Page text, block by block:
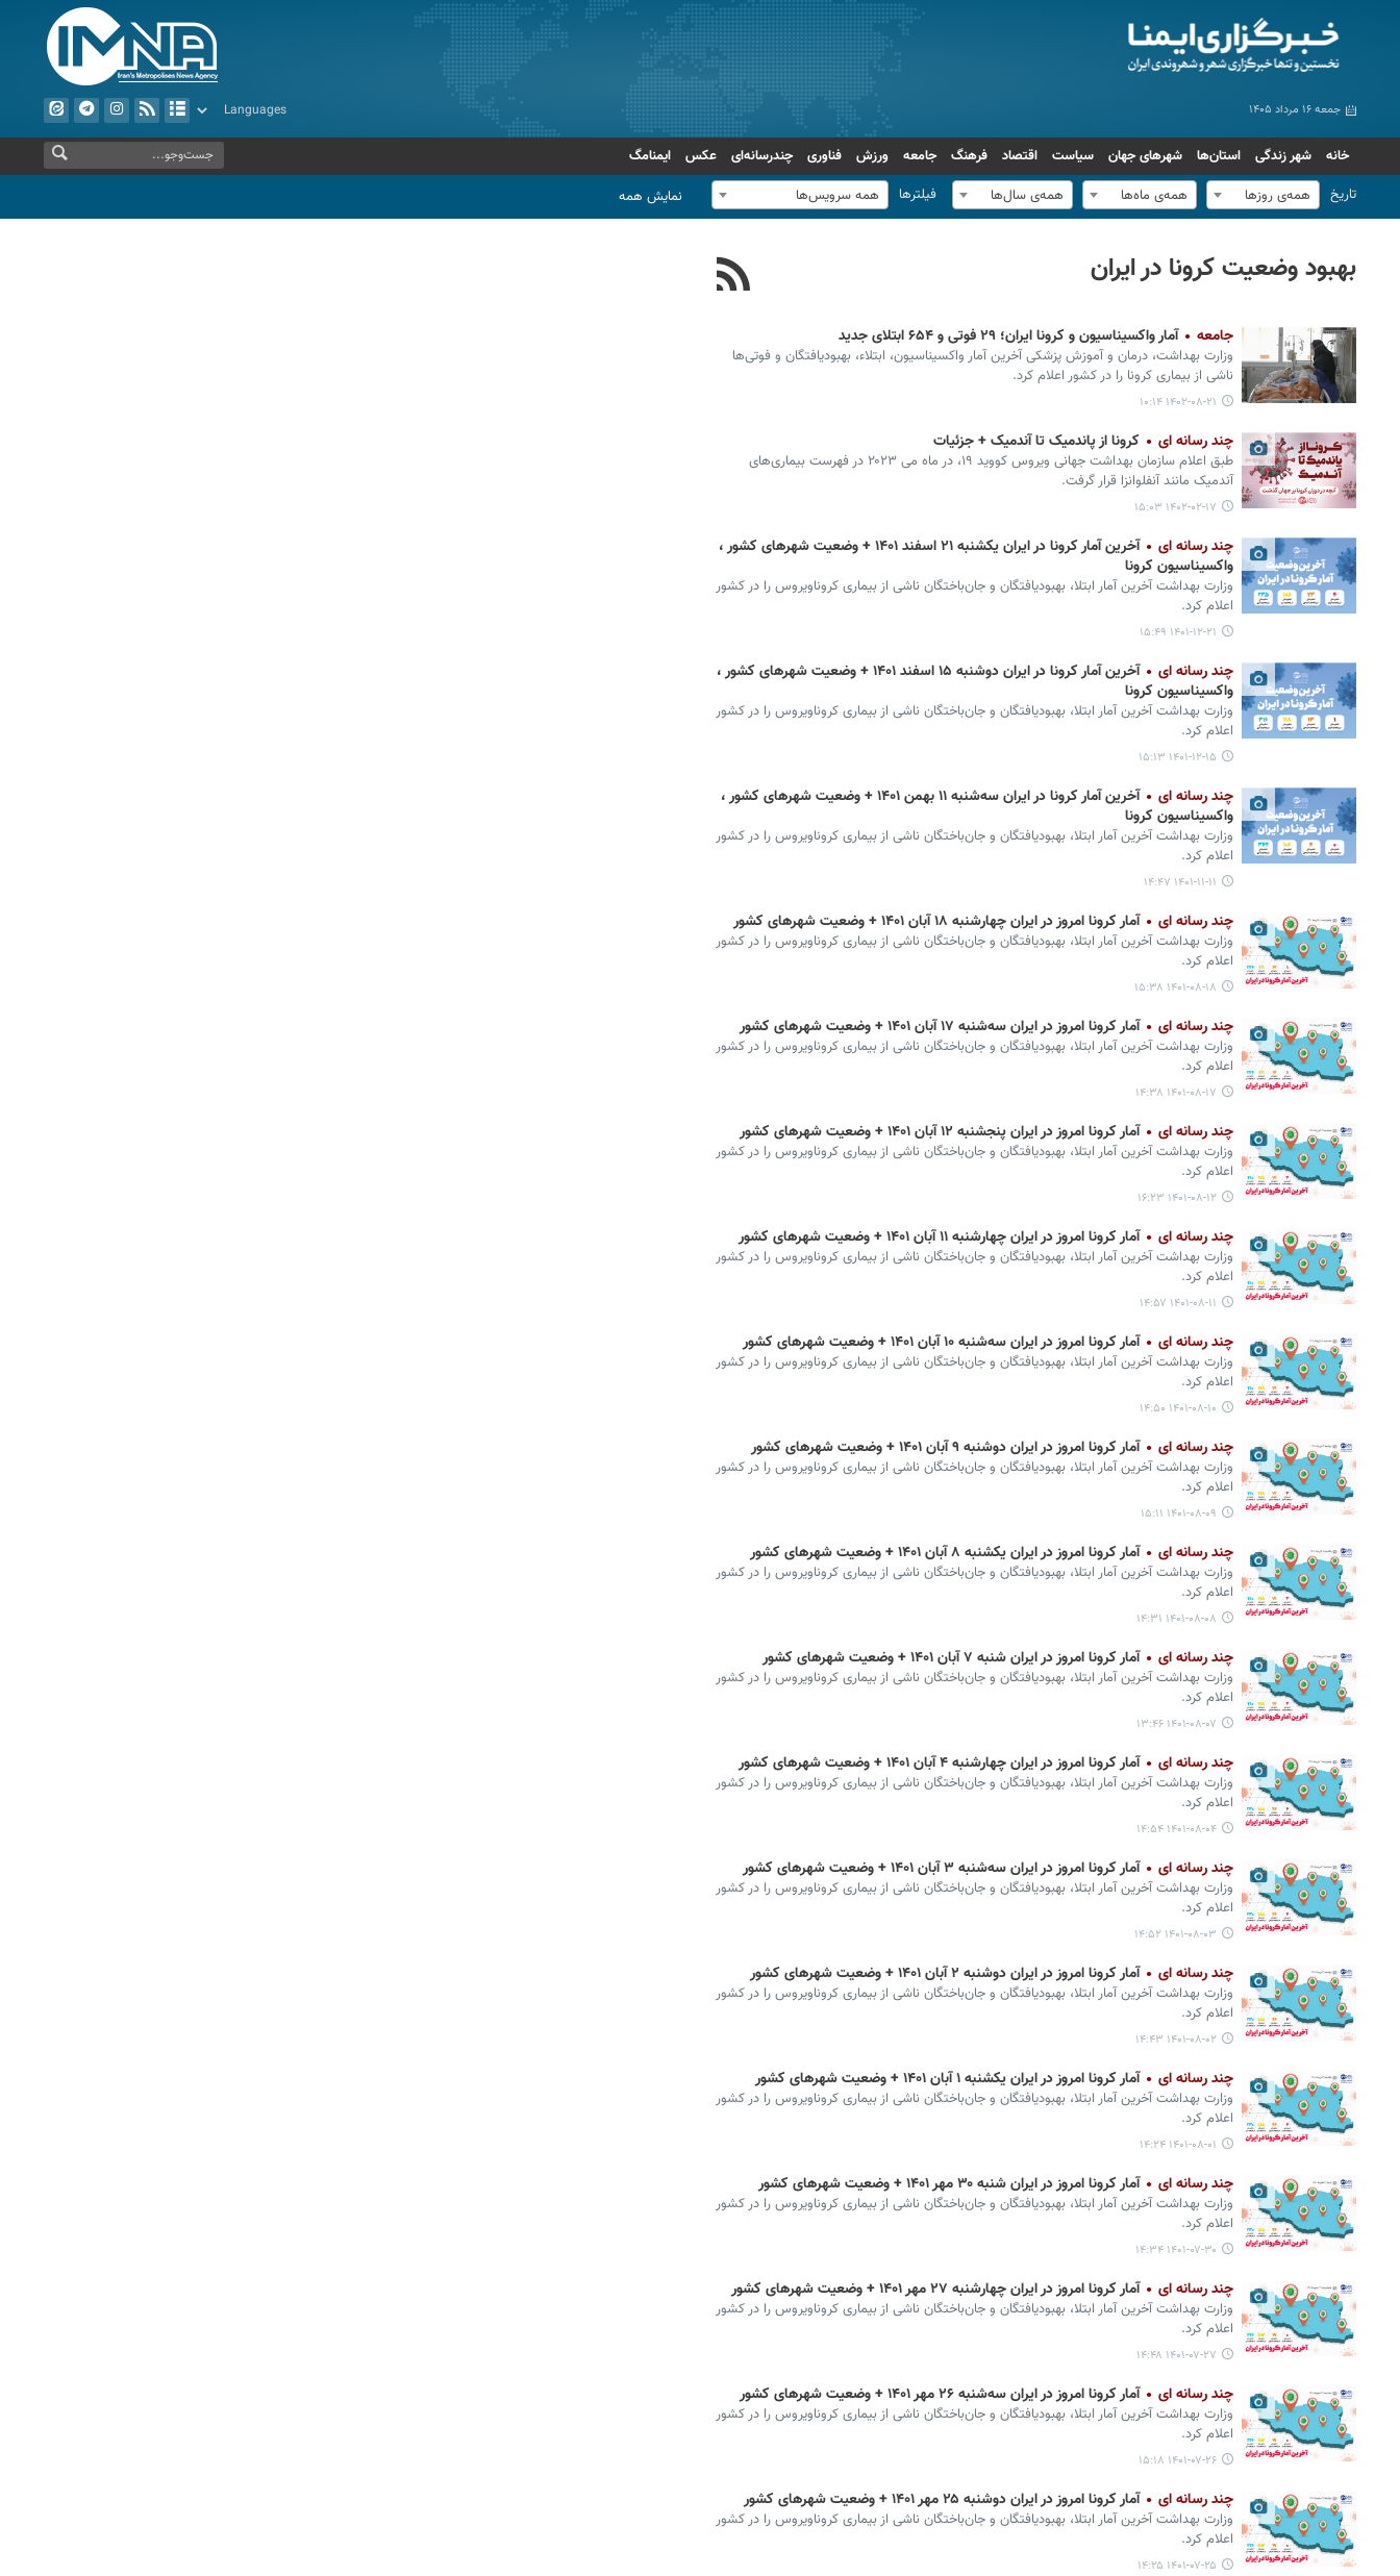
جمعه ۱۶ مرداد ۱۴۰۵
خانه شهر زندگی استان‌ها شهرهای جهان سیاست اقتصاد فرهنگ جامعه ورزش فناوری چندرسانه‌ای عکس
ایمنامگ
تاریخ
همه‌ی روزها همه‌ی ماه‌ها همه‌ی سال‌ها فیلترها همه سرویس‌ها نمایش همه
بهبود وضعیت کرونا در ایران
جامعه آمار واکسیناسیون و کرونا ایران؛ ۲۹ فوتی و ۶۵۴ ابتلای جدید
وزارت بهداشت، درمان و آموزش پزشکی آخرین آمار واکسیناسیون، ابتلاء، بهبودیافتگان و فوتی‌ها
ناشی از بیماری کرونا را در کشور اعلام کرد.
۱۴۰۲-۰۸-۲۱ ۱۰:۱۴
چند رسانه ای کرونا از پاندمیک تا آندمیک + جزئیات
طبق اعلام سازمان بهداشت جهانی ویروس کووید ۱۹، در ماه می ۲۰۲۳ در فهرست بیماری‌های
آندمیک مانند آنفلوانزا قرار گرفت.
۱۴۰۲-۰۲-۱۷ ۱۵:۰۳
چند رسانه ای
آخرین آمار کرونا در ایران یکشنبه ۲۱ اسفند ۱۴۰۱ + وضعیت شهرهای کشور ،
واکسیناسیون کرونا
وزارت بهداشت آخرین آمار ابتلا، بهبودیافتگان و جان‌باختگان ناشی از بیماری کروناویروس را در کشور
اعلام کرد.
۱۴۰۱-۱۲-۲۱ ۱۵:۴۹
چند رسانه ای
آخرین آمار کرونا در ایران دوشنبه ۱۵ اسفند ۱۴۰۱ + وضعیت شهرهای کشور ،
واکسیناسیون کرونا
وزارت بهداشت آخرین آمار ابتلا، بهبودیافتگان و جان‌باختگان ناشی از بیماری کروناویروس را در کشور
اعلام کرد.
۱۴۰۱-۱۲-۱۵ ۱۵:۱۳
چند رسانه ای
آخرین آمار کرونا در ایران سه‌شنبه ۱۱ بهمن ۱۴۰۱ + وضعیت شهرهای کشور ،
واکسیناسیون کرونا
وزارت بهداشت آخرین آمار ابتلا، بهبودیافتگان و جان‌باختگان ناشی از بیماری کروناویروس را در کشور
اعلام کرد.
۱۴۰۱-۱۱-۱۱ ۱۴:۴۷
چند رسانه ای آمار کرونا امروز در ایران چهارشنبه ۱۸ آبان ۱۴۰۱ + وضعیت شهرهای کشور
وزارت بهداشت آخرین آمار ابتلا، بهبودیافتگان و جان‌باختگان ناشی از بیماری کروناویروس را در کشور
اعلام کرد.
۱۴۰۱-۰۸-۱۸ ۱۵:۳۸
چند رسانه ای آمار کرونا امروز در ایران سه‌‎شنبه ۱۷ آبان ۱۴۰۱ + وضعیت شهرهای کشور
وزارت بهداشت آخرین آمار ابتلا، بهبودیافتگان و جان‌باختگان ناشی از بیماری کروناویروس را در کشور
اعلام کرد.
۱۴۰۱-۰۸-۱۷ ۱۴:۳۸
چند رسانه ای آمار کرونا امروز در ایران پنجشنبه ۱۲ آبان ۱۴۰۱ + وضعیت شهرهای کشور
وزارت بهداشت آخرین آمار ابتلا، بهبودیافتگان و جان‌باختگان ناشی از بیماری کروناویروس را در کشور
اعلام کرد.
۱۴۰۱-۰۸-۱۲ ۱۶:۲۳
چند رسانه ای آمار کرونا امروز در ایران چهارشنبه ۱۱ آبان ۱۴۰۱ + وضعیت شهرهای کشور
وزارت بهداشت آخرین آمار ابتلا، بهبودیافتگان و جان‌باختگان ناشی از بیماری کروناویروس را در کشور
اعلام کرد.
۱۴۰۱-۰۸-۱۱ ۱۴:۵۷
چند رسانه ای آمار کرونا امروز در ایران سه‌شنبه ۱۰ آبان ۱۴۰۱ + وضعیت شهرهای کشور
وزارت بهداشت آخرین آمار ابتلا، بهبودیافتگان و جان‌باختگان ناشی از بیماری کروناویروس را در کشور
اعلام کرد.
۱۴۰۱-۰۸-۱۰ ۱۴:۵۰
چند رسانه ای آمار کرونا امروز در ایران دوشنبه ۹ آبان ۱۴۰۱ + وضعیت شهرهای کشور
وزارت بهداشت آخرین آمار ابتلا، بهبودیافتگان و جان‌باختگان ناشی از بیماری کروناویروس را در کشور
اعلام کرد.
۱۴۰۱-۰۸-۰۹ ۱۵:۱۱
چند رسانه ای آمار کرونا امروز در ایران یکشنبه ۸ آبان ۱۴۰۱ + وضعیت شهرهای کشور
وزارت بهداشت آخرین آمار ابتلا، بهبودیافتگان و جان‌باختگان ناشی از بیماری کروناویروس را در کشور
اعلام کرد.
۱۴۰۱-۰۸-۰۸ ۱۴:۳۱
چند رسانه ای آمار کرونا امروز در ایران شنبه ۷ آبان ۱۴۰۱ + وضعیت شهرهای کشور
وزارت بهداشت آخرین آمار ابتلا، بهبودیافتگان و جان‌باختگان ناشی از بیماری کروناویروس را در کشور
اعلام کرد.
۱۴۰۱-۰۸-۰۷ ۱۳:۴۶
چند رسانه ای آمار کرونا امروز در ایران چهارشنبه ۴ آبان ۱۴۰۱ + وضعیت شهرهای کشور
وزارت بهداشت آخرین آمار ابتلا، بهبودیافتگان و جان‌باختگان ناشی از بیماری کروناویروس را در کشور
اعلام کرد.
۱۴۰۱-۰۸-۰۴ ۱۴:۵۴
چند رسانه ای آمار کرونا امروز در ایران سه‌شنبه ۳ آبان ۱۴۰۱ + وضعیت شهرهای کشور
وزارت بهداشت آخرین آمار ابتلا، بهبودیافتگان و جان‌باختگان ناشی از بیماری کروناویروس را در کشور
اعلام کرد.
۱۴۰۱-۰۸-۰۳ ۱۴:۵۲
چند رسانه ای آمار کرونا امروز در ایران دوشنبه ۲ آبان ۱۴۰۱ + وضعیت شهرهای کشور
وزارت بهداشت آخرین آمار ابتلا، بهبودیافتگان و جان‌باختگان ناشی از بیماری کروناویروس را در کشور
اعلام کرد.
۱۴۰۱-۰۸-۰۲ ۱۴:۴۳
چند رسانه ای آمار کرونا امروز در ایران یکشنبه ۱ آبان ۱۴۰۱ + وضعیت شهرهای کشور
وزارت بهداشت آخرین آمار ابتلا، بهبودیافتگان و جان‌باختگان ناشی از بیماری کروناویروس را در کشور
اعلام کرد.
۱۴۰۱-۰۸-۰۱ ۱۴:۲۴
چند رسانه ای آمار کرونا امروز در ایران شنبه ۳۰ مهر ۱۴۰۱ + وضعیت شهرهای کشور
وزارت بهداشت آخرین آمار ابتلا، بهبودیافتگان و جان‌باختگان ناشی از بیماری کروناویروس را در کشور
اعلام کرد.
۱۴۰۱-۰۷-۳۰ ۱۴:۳۴
چند رسانه ای آمار کرونا امروز در ایران چهارشنبه ۲۷ مهر ۱۴۰۱ + وضعیت شهرهای کشور
وزارت بهداشت آخرین آمار ابتلا، بهبودیافتگان و جان‌باختگان ناشی از بیماری کروناویروس را در کشور
اعلام کرد.
۱۴۰۱-۰۷-۲۷ ۱۴:۴۸
چند رسانه ای آمار کرونا امروز در ایران سه‌شنبه ۲۶ مهر ۱۴۰۱ + وضعیت شهرهای کشور
وزارت بهداشت آخرین آمار ابتلا، بهبودیافتگان و جان‌باختگان ناشی از بیماری کروناویروس را در کشور
اعلام کرد.
۱۴۰۱-۰۷-۲۶ ۱۵:۱۸
چند رسانه ای آمار کرونا امروز در ایران دوشنبه ۲۵ مهر ۱۴۰۱ + وضعیت شهرهای کشور
وزارت بهداشت آخرین آمار ابتلا، بهبودیافتگان و جان‌باختگان ناشی از بیماری کروناویروس را در کشور
اعلام کرد.
۱۴۰۱-۰۷-۲۵ ۱۴:۲۵